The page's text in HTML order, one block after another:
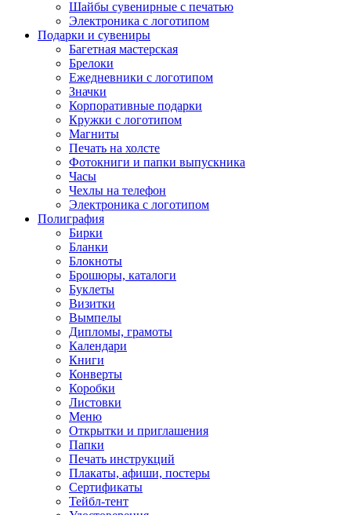
Шайбы сувенирные с печатью
Электроника с логотипом
Подарки и сувениры
Багетная мастерская
Брелоки
Ежедневники с логотипом
Значки
Корпоративные подарки
Кружки с логотипом
Магниты
Печать на холсте
Фотокниги и папки выпускника
Часы
Чехлы на телефон
Электроника с логотипом
Полиграфия
Бирки
Бланки
Блокноты
Брошюры, каталоги
Буклеты
Визитки
Вымпелы
Дипломы, грамоты
Календари
Книги
Конверты
Коробки
Листовки
Меню
Открытки и приглашения
Папки
Печать инструкций
Плакаты, афиши, постеры
Сертификаты
Тейбл-тент